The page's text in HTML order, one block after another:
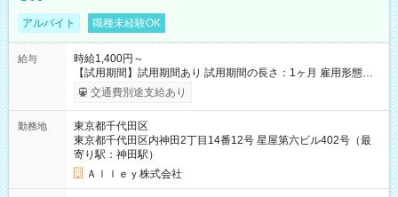
アルバイト 職種未経験OK
給与
時給1,400円～
【試用期間】試用期間あり 試用期間の長さ：1ヶ月 雇用形態、
給与は本採用時と同じです。
交通費別途支給あり
勤務地
東京都千代田区
東京都千代田区内神田2丁目14番12号 星屋第六ビル402号（最
寄り駅：神田駅）
Ａｌｌｅｙ株式会社